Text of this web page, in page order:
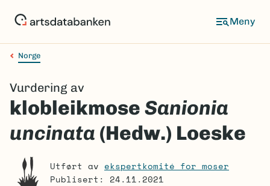
Meny
Navigasjonssti
Norge
Vurdering av
klobleikmose Sanionia
uncinata (Hedw.) Loeske
Utført av ekspertkomité for moser
Publisert: 24.11.2021